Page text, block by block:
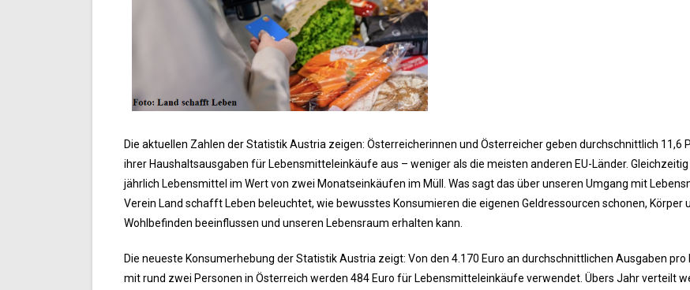
Die aktuellen Zahlen der Statistik Austria zeigen: Österreicherinnen und Österreicher geben durchschnittlich 11,6
ihrer Haushaltsausgaben für Lebensmitteleinkäufe aus – weniger als die meisten anderen EU-Länder.
jährlich Lebensmittel im Wert von zwei Monatseinkäufen im Müll. Was sagt das über unseren Umgang mit
Verein Land schafft Leben beleuchtet, wie bewusstes Konsumieren die eigenen Geldressourcen schonen, Körper
Wohlbefinden beeinflussen und unseren Lebensraum erhalten kann.
Die neueste Konsumerhebung der Statistik Austria zeigt: Von den 4.170 Euro an durchschnittlichen Ausgaben pro
mit rund zwei Personen in Österreich werden 484 Euro für Lebensmitteleinkäufe verwendet. Übers Jahr verteilt